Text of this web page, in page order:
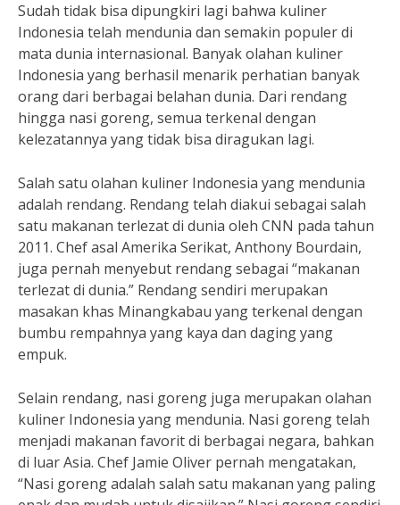
Sudah tidak bisa dipungkiri lagi bahwa kuliner
Indonesia telah mendunia dan semakin populer di
mata dunia internasional. Banyak olahan kuliner
Indonesia yang berhasil menarik perhatian banyak
orang dari berbagai belahan dunia. Dari rendang
hingga nasi goreng, semua terkenal dengan
kelezatannya yang tidak bisa diragukan lagi.
Salah satu olahan kuliner Indonesia yang mendunia
adalah rendang. Rendang telah diakui sebagai salah
satu makanan terlezat di dunia oleh CNN pada tahun
2011. Chef asal Amerika Serikat, Anthony Bourdain,
juga pernah menyebut rendang sebagai “makanan
terlezat di dunia.” Rendang sendiri merupakan
masakan khas Minangkabau yang terkenal dengan
bumbu rempahnya yang kaya dan daging yang
empuk.
Selain rendang, nasi goreng juga merupakan olahan
kuliner Indonesia yang mendunia. Nasi goreng telah
menjadi makanan favorit di berbagai negara, bahkan
di luar Asia. Chef Jamie Oliver pernah mengatakan,
“Nasi goreng adalah salah satu makanan yang paling